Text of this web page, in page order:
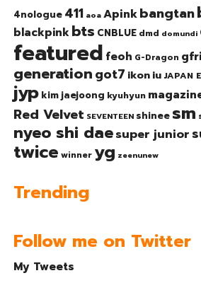
4nologue 411 aoa Apinkbangtan
blackpinkbts CNBLUE dmd domundi
featured feoh G-Dragon
generationgot7 ikoniu JAPAN
jyp kim jaejoong kyuhyun
Red Velvet SEVENTEEN shinee sm
nyeo shi daesuper junior
twice winner yg zeenunew
Trending
Follow me on Twitter
My Tweets